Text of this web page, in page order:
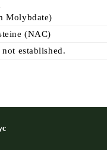
Molybdate)
(NAC)
established.